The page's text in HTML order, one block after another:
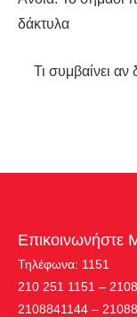
δάκτυλα
Τι συμβαίνει αν
Επικοινωνήστε
Τηλέφωνα: 1151
210 251 1151 –
2108841144 –